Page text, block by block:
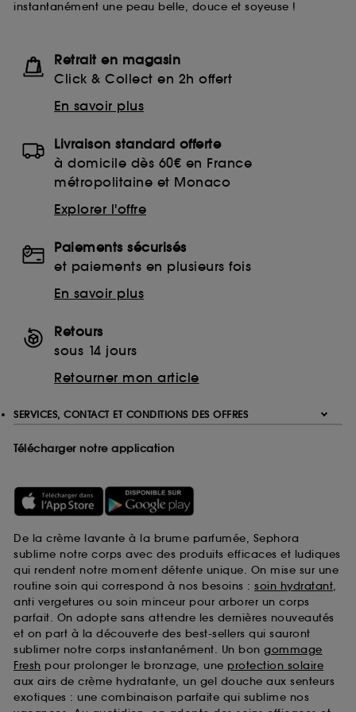
instantanément une peau belle, douce et soyeuse !
Retrait en magasin
Click & Collect en 2h offert
En savoir plus
Livraison standard offerte
à domicile dès 60€ en France
métropolitaine et Monaco
Explorer l'offre
Paiements sécurisés
et paiements en plusieurs fois
En savoir plus
Retours
sous 14 jours
Retourner mon article
SERVICES, CONTACT ET CONDITIONS DES OFFRES
Télécharger notre application
De la crème lavante à la brume parfumée, Sephora
sublime notre corps avec des produits efficaces et ludiques
qui rendent notre moment détente unique. On mise sur une
routine soin qui correspond à nos besoins : soin hydratant,
anti vergetures ou soin minceur pour arborer un corps
parfait. On adopte sans attendre les dernières nouveautés
et on part à la découverte des best-sellers qui sauront
sublimer notre corps instantanément. Un bon gommage
Fresh pour prolonger le bronzage, une protection solaire
aux airs de crème hydratante, un gel douche aux senteurs
exotiques : une combinaison parfaite qui sublime nos
lecture de ces traceurs requiert votre accord. Vous
choix" ci-dessous ou décider de "tout accepter".
Sephora pourra associer les informations de
navigation collectées par ces Cookies, pour les
collectées ou générées lors de votre activité en ligne
sur "continuer sans accepter". Voous pouvez à tout
moment choisir de retirer votrte consentement. Si vous
utilisés, cliquez ici.